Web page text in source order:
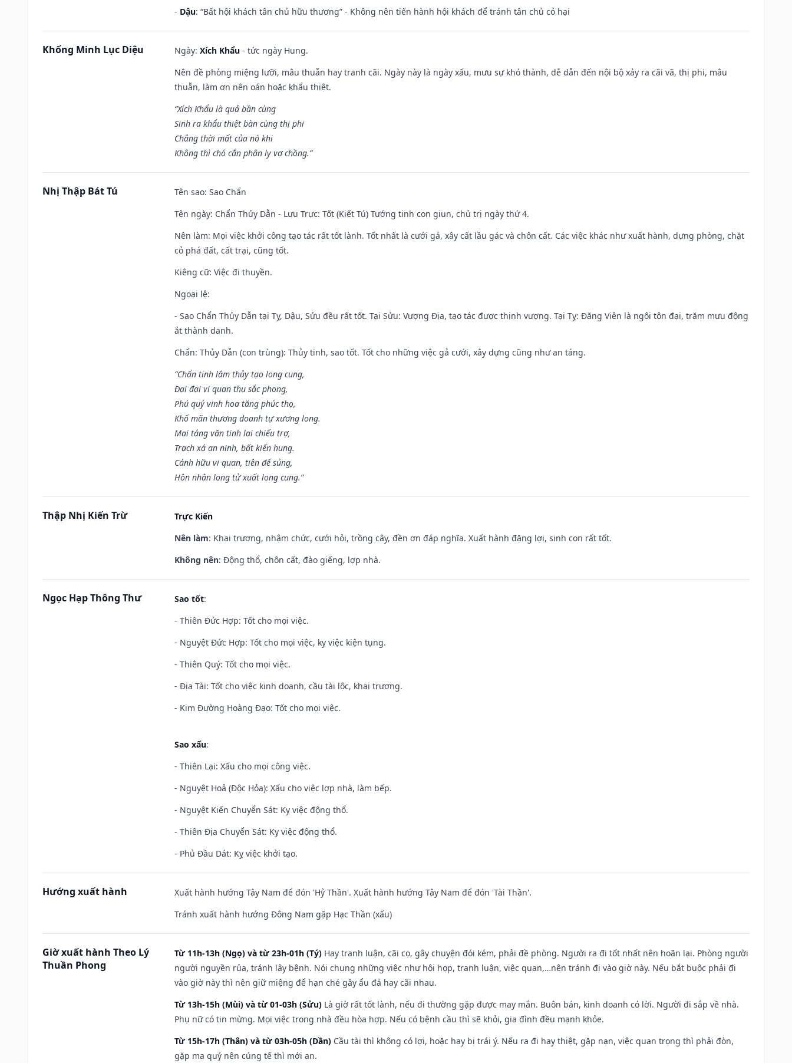
- Dậu: “Bất hội khách tân chủ hữu thương” - Không nên tiến hành hội khách để tránh tân chủ có hại
Khổng Minh Lục Diệu Ngày: Xích Khẩu - tức ngày Hung.
Nên đề phòng miệng lưỡi, mâu thuẫn hay tranh cãi. Ngày này là ngày xấu, mưu sự khó thành, dễ dẫn đến nội bộ xảy ra cãi vã, thị phi, mâu
thuẫn, làm ơn nên oán hoặc khẩu thiệt.
“Xích Khẩu là quả bần cùng
Sinh ra khẩu thiệt bàn cùng thị phi
Chẳng thời mất của nó khi
Không thì chó cắn phân ly vợ chồng.”
Nhị Thập Bát Tú Tên sao: Sao Chẩn
Tên ngày: Chẩn Thủy Dẫn - Lưu Trực: Tốt (Kiết Tú) Tướng tinh con giun, chủ trị ngày thứ 4.
Nên làm: Mọi việc khởi công tạo tác rất tốt lành. Tốt nhất là cưới gả, xây cất lầu gác và chôn cất. Các việc khác như xuất hành, dựng phòng, chặt
cỏ phá đất, cất trại, cũng tốt.
Kiêng cữ: Việc đi thuyền.
Ngoại lệ:
- Sao Chẩn Thủy Dẫn tại Tỵ, Dậu, Sửu đều rất tốt. Tại Sửu: Vượng Địa, tạo tác được thịnh vượng. Tại Tỵ: Đăng Viên là ngôi tôn đại, trăm mưu động
ắt thành danh.
Chẩn: Thủy Dẫn (con trùng): Thủy tinh, sao tốt. Tốt cho những việc gả cưới, xây dựng cũng như an táng.
“Chẩn tinh lâm thủy tạo long cung,
Đại đại vi quan thụ sắc phong,
Phú quý vinh hoa tăng phúc thọ,
Khố mãn thương doanh tự xương long.
Mai táng văn tinh lai chiếu trợ,
Trạch xá an ninh, bất kiến hung.
Cánh hữu vi quan, tiên đế sủng,
Hôn nhân long tử xuất long cung.”
Thập Nhị Kiến Trừ
Trực Kiến
Nên làm: Khai trương, nhậm chức, cưới hỏi, trồng cây, đền ơn đáp nghĩa. Xuất hành đặng lợi, sinh con rất tốt.
Không nên: Động thổ, chôn cất, đào giếng, lợp nhà.
Ngọc Hạp Thông Thư Sao tốt:
- Thiên Đức Hợp: Tốt cho mọi việc.
- Nguyệt Đức Hợp: Tốt cho mọi việc, kỵ việc kiện tụng.
- Thiên Quý: Tốt cho mọi việc.
- Địa Tài: Tốt cho việc kinh doanh, cầu tài lộc, khai trương.
- Kim Đường Hoàng Đạo: Tốt cho mọi việc.
Sao xấu:
- Thiên Lại: Xấu cho mọi công việc.
- Nguyệt Hoả (Độc Hỏa): Xấu cho việc lợp nhà, làm bếp.
- Nguyệt Kiến Chuyển Sát: Kỵ việc động thổ.
- Thiên Địa Chuyển Sát: Kỵ việc động thổ.
- Phủ Đầu Dát: Kỵ việc khởi tạo.
Hướng xuất hành
Xuất hành hướng Tây Nam để đón 'Hỷ Thần'. Xuất hành hướng Tây Nam để đón 'Tài Thần'.
Tránh xuất hành hướng Đông Nam gặp Hạc Thần (xấu)
Giờ xuất hành Theo Lý
Thuần Phong
Từ 11h-13h (Ngọ) và từ 23h-01h (Tý) Hay tranh luận, cãi cọ, gây chuyện đói kém, phải đề phòng. Người ra đi tốt nhất nên hoãn lại. Phòng người
người nguyền rủa, tránh lây bệnh. Nói chung những việc như hội họp, tranh luận, việc quan,…nên tránh đi vào giờ này. Nếu bắt buộc phải đi
vào giờ này thì nên giữ miệng để hạn ché gây ẩu đả hay cãi nhau.
Từ 13h-15h (Mùi) và từ 01-03h (Sửu) Là giờ rất tốt lành, nếu đi thường gặp được may mắn. Buôn bán, kinh doanh có lời. Người đi sắp về nhà.
Phụ nữ có tin mừng. Mọi việc trong nhà đều hòa hợp. Nếu có bệnh cầu thì sẽ khỏi, gia đình đều mạnh khỏe.
Từ 15h-17h (Thân) và từ 03h-05h (Dần) Cầu tài thì không có lợi, hoặc hay bị trái ý. Nếu ra đi hay thiệt, gặp nạn, việc quan trọng thì phải đòn,
gặp ma quỷ nên cúng tế thì mới an.